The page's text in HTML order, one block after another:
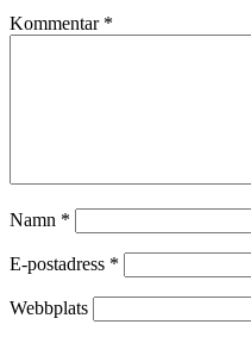
Kommentar *
Namn *
E-postadress *
Webbplats